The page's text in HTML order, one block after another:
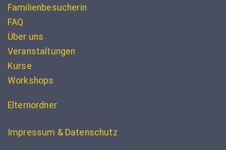
Familienbesucherin
FAQ
Über uns
Veranstaltungen
Kurse
Workshops
Elternordner
Impressum & Datenschutz